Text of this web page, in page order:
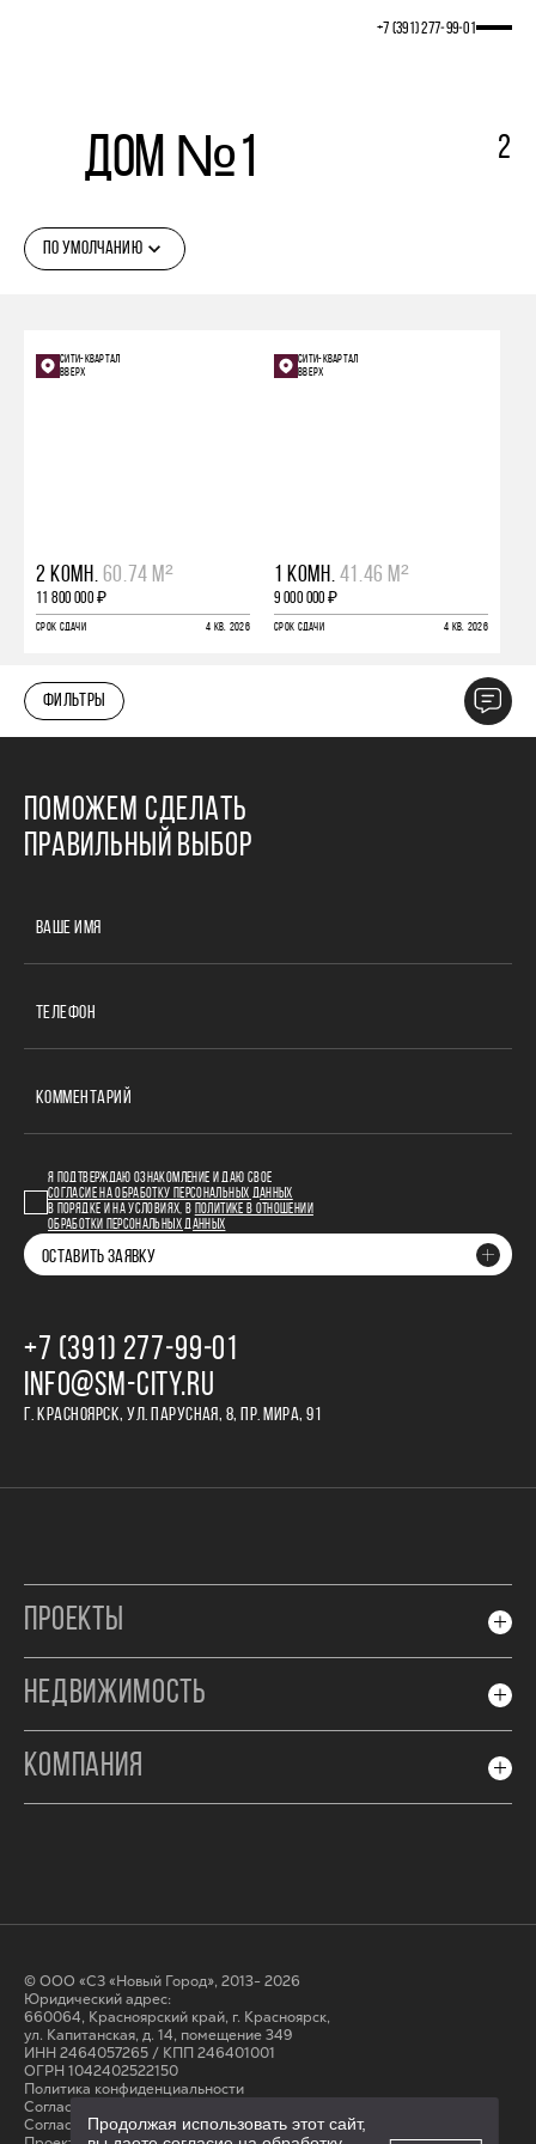
+7 (391) 277‒99‒01
Дом №1 2
ФИЛЬТРЫ
ПО УМОЛЧАНИЮ
СИТИ-КВАРТАЛ
ВВЕРХ
2 КОМН. 60.74 М²
11 800 000 ₽
СРОК СДАЧИ 4 КВ. 2026
СИТИ-КВАРТАЛ
ВВЕРХ
1 КОМН. 41.46 М²
9 000 000 ₽
СРОК СДАЧИ 4 КВ. 2026
ПОМОЖЕМ СДЕЛАТЬ
ПРАВИЛЬНЫЙ ВЫБОР
ВАШЕ ИМЯ
ТЕЛЕФОН
КОММЕНТАРИЙ
Я ПОДТВЕРЖДАЮ ОЗНАКОМЛЕНИЕ И ДАЮ СВОЕ
СОГЛАСИЕ НА ОБРАБОТКУ ПЕРСОНАЛЬНЫХ ДАННЫХ
В ПОРЯДКЕ И НА УСЛОВИЯХ, В
ПОЛИТИКЕ В ОТНОШЕНИИ
ОБРАБОТКИ ПЕРСОНАЛЬНЫХ ДАННЫХ
ОСТАВИТЬ ЗАЯВКУ
+7 (391) 277‒99‒01
INFO@SM-CITY.RU
Г. КРАСНОЯРСК, УЛ. ПАРУСНАЯ, 8, ПР. МИРА, 91
ПРОЕКТЫ
НЕДВИЖИМОСТЬ
КОМПАНИЯ
© ООО «СЗ «Новый Город», 2013- 2026
Юридический адрес:
660064, Красноярский край, г. Красноярск,
ул. Капитанская, д. 14, помещение 349
ИНН 2464057265 / КПП 246401001
ОГРН 1042402522150
Политика конфиденциальности
Согласие на обработку персональных данных
Cогласие на получение рассылки
Продолжая использовать этот сайт,